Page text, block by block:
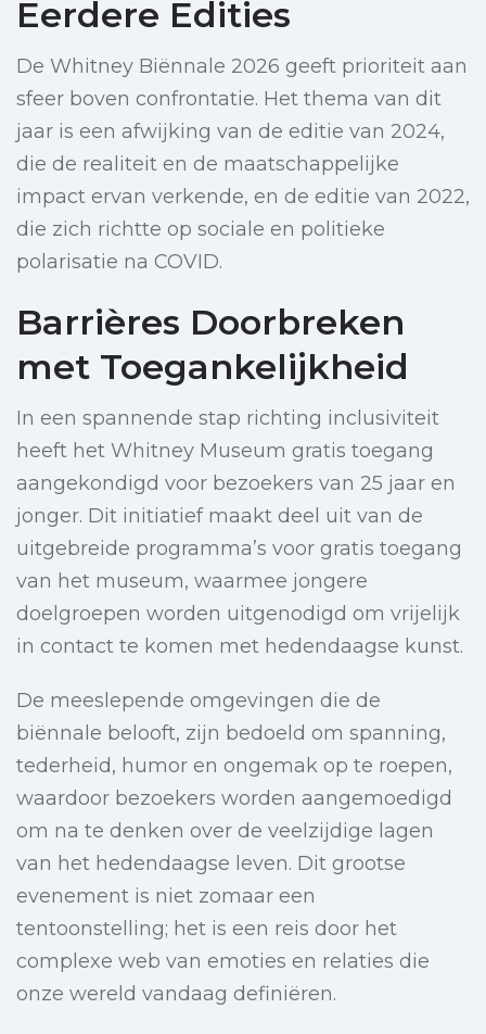
Eerdere Edities
De Whitney Biënnale 2026 geeft prioriteit aan
sfeer boven confrontatie. Het thema van dit
jaar is een afwijking van de editie van 2024,
die de realiteit en de maatschappelijke
impact ervan verkende, en de editie van 2022,
die zich richtte op sociale en politieke
polarisatie na COVID.
Barrières Doorbreken
met Toegankelijkheid
In een spannende stap richting inclusiviteit
heeft het Whitney Museum gratis toegang
aangekondigd voor bezoekers van 25 jaar en
jonger. Dit initiatief maakt deel uit van de
uitgebreide programma’s voor gratis toegang
van het museum, waarmee jongere
doelgroepen worden uitgenodigd om vrijelijk
in contact te komen met hedendaagse kunst.
De meeslepende omgevingen die de
biënnale belooft, zijn bedoeld om spanning,
tederheid, humor en ongemak op te roepen,
waardoor bezoekers worden aangemoedigd
om na te denken over de veelzijdige lagen
van het hedendaagse leven. Dit grootse
evenement is niet zomaar een
tentoonstelling; het is een reis door het
complexe web van emoties en relaties die
onze wereld vandaag definiëren.